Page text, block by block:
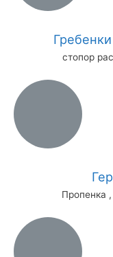
стопор
Пропенка